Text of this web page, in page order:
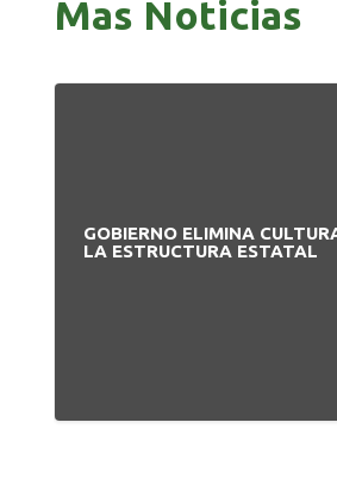
Mas Noticias
GOBIERNO ELIMINA
LA ESTRUCTURA ESTATAL